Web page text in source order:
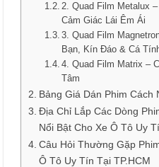
2. Quad Film Metalux
Cảm Giác Lái Êm Ái
3. Quad Film
Bạn, Kín Đáo & Cá
4. Quad Film Matrix –
Tâm
Bảng Giá Dán Phim Cách
Địa Chỉ Lắp Các Dòng
Nổi Bật Cho Xe Ô Tô Uy
Câu Hỏi Thường Gặp
Ô Tô Uy Tín Tại TP.HCM